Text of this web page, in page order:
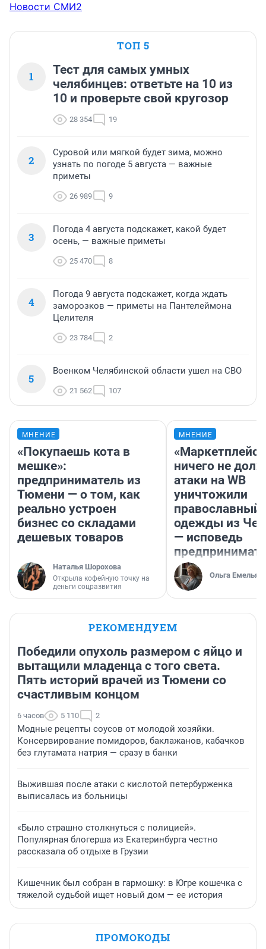
Новости СМИ2
ТОП 5
1
Тест для самых умных
челябинцев: ответьте на 10 из
10 и проверьте свой кругозор
28 354 19
2
Суровой или мягкой будет зима, можно
узнать по погоде 5 августа — важные
приметы
26 989 9
3
Погода 4 августа подскажет, какой будет
осень, — важные приметы
25 470 8
4
Погода 9 августа подскажет, когда ждать
заморозков — приметы на Пантелеймона
Целителя
23 784 2
5
Военком Челябинской области ушел на СВО
21 562 107
МНЕНИЕ
«Покупаешь кота в
мешке»:
предприниматель из
Тюмени — о том, как
реально устроен
бизнес со складами
дешевых товаров
Наталья Шорохова
Открыла кофейную точку на
деньги соцразвития
МНЕНИЕ
«Маркетплейс
ничего не
атаки на WB
уничтожили
православный
одежды из
— исповедь
Ольга
РЕКОМЕНДУЕМ
Победили опухоль размером с яйцо и
вытащили младенца с того света.
Пять историй врачей из Тюмени со
счастливым концом
6 часов 5 110 2
Модные рецепты соусов от молодой хозяйки.
Консервирование помидоров, баклажанов, кабачков
без глутамата натрия — сразу в банки
Выжившая после атаки с кислотой петербурженка
выписалась из больницы
«Было страшно столкнуться с полицией».
Популярная блогерша из Екатеринбурга честно
рассказала об отдыхе в Грузии
Кишечник был собран в гармошку: в Югре кошечка с
тяжелой судьбой ищет новый дом — ее история
ПРОМОКОДЫ